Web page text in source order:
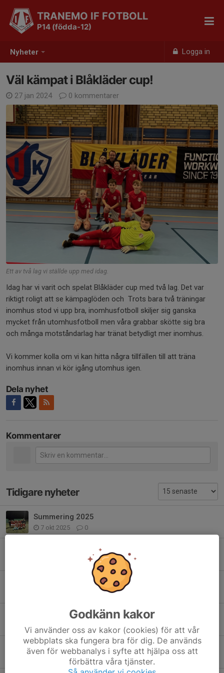
Nyheter Logga in
TRANEMO IF FOTBOLL
P14 (födda-12)
Väl kämpat i Blåkläder cup!
27 jan 2024 0 kommentarer
Ett av två lag vi ställde upp med idag.
Idag har vi varit och spelat Blåkläder cup med två lag. Det var
riktigt roligt att se kämpaglöden och Trots bara två träningar
inomhus stod vi upp bra, inomhusfotboll skiljer sig ganska
mycket från utomhusfotboll men våra grabbar skötte sig bra
och många motståndarlag har tränat betydligt mer inomhus.
Vi kommer kolla om vi kan hitta några tillfällen till att träna
inomhus innan vi kör igång utomhus igen.
Dela nyhet
Kommentarer
Tidigare nyheter
Summering 2025
7 okt 2025 0
Kioskschema 2025
Kioskschema 2025
7 apr 2025 0
Godkänn kakor
Vi använder oss av kakor (cookies) för att vår
webbplats ska fungera bra för dig. De används
även för webbanalys i syfte att hjälpa oss att
förbättra våra tjänster.